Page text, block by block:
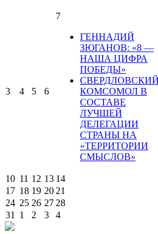
3 4 5 6
7
ГЕННАДИЙ
ЗЮГАНОВ: «8 —
НАША ЦИФРА
ПОБЕДЫ»
СВЕРДЛОВСКИЙ
КОМСОМОЛ В
СОСТАВЕ
ЛУЧШЕЙ
ДЕЛЕГАЦИИ
СТРАНЫ НА
«ТЕРРИТОРИИ
СМЫСЛОВ»
10 11 12 13 14
17 18 19 20 21
24 25 26 27 28
31
1 2 3 4